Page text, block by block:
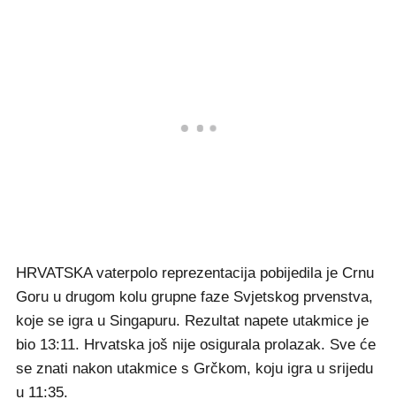
HRVATSKA vaterpolo reprezentacija pobijedila je Crnu
Goru u drugom kolu grupne faze Svjetskog prvenstva,
koje se igra u Singapuru. Rezultat napete utakmice je
bio 13:11. Hrvatska još nije osigurala prolazak. Sve će
se znati nakon utakmice s Grčkom, koju igra u srijedu
u 11:35.